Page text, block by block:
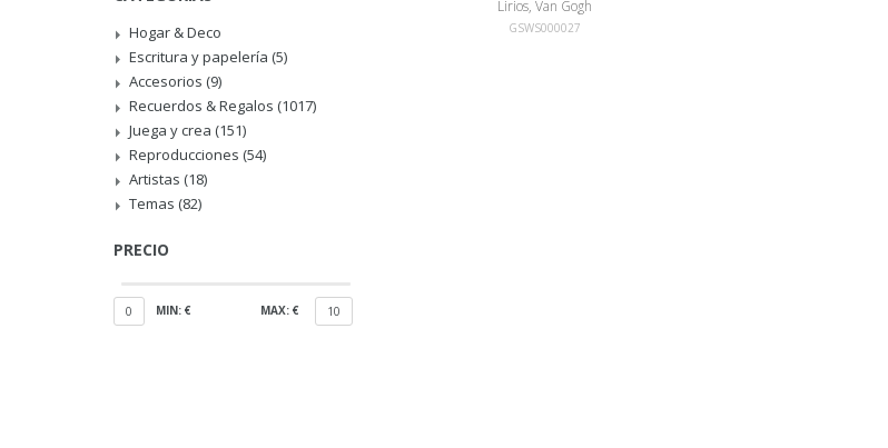
Hogar & Deco
Escritura y papelería (5)
Accesorios (9)
Recuerdos & Regalos (1017)
Juega y crea (151)
Reproducciones (54)
Artistas (18)
Temas (82)
PRECIO
0 MIN: € MAX: € 10
Lirios, Van Gogh
GSWS000027